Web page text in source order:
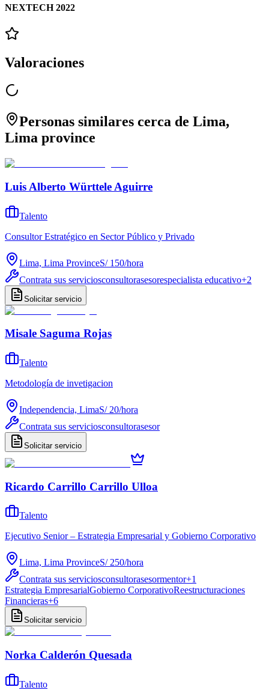
NEXTECH 2022
Valoraciones
Personas similares cerca de Lima,
Lima province
Luis Alberto Württele Aguirre
Talento
Consultor Estratégico en Sector Público y Privado
Lima, Lima ProvinceS/ 150/hora
Contrata sus serviciosconsultorasesorespecialista educativo+2
Solicitar servicio
Misale Saguma Rojas
Talento
Metodología de invetigacion
Independencia, LimaS/ 20/hora
Contrata sus serviciosconsultorasesor
Solicitar servicio
Ricardo Carrillo Carrillo Ulloa
Talento
Ejecutivo Senior – Estrategia Empresarial y Gobierno Corporativo
Lima, Lima ProvinceS/ 250/hora
Contrata sus serviciosconsultorasesormentor+1
Estrategia EmpresarialGobierno CorporativoReestructuraciones
Financieras+6
Solicitar servicio
Norka Calderón Quesada
Talento